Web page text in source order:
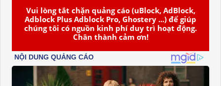
Vui lòng tắt chặn quảng cáo (uBlock, AdBlock,
Adblock Plus Adblock Pro, Ghostery ...) để giúp
chúng tôi có nguồn kinh phí duy trì hoạt động.
Chân thành cảm ơn!